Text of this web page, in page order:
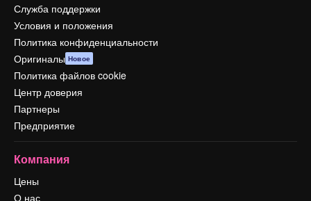
Служба поддержки
Условия и положения
Политика конфиденциальности
Оригиналы Новое
Политика файлов cookie
Центр доверия
Партнеры
Предприятие
Компания
Цены
О нас